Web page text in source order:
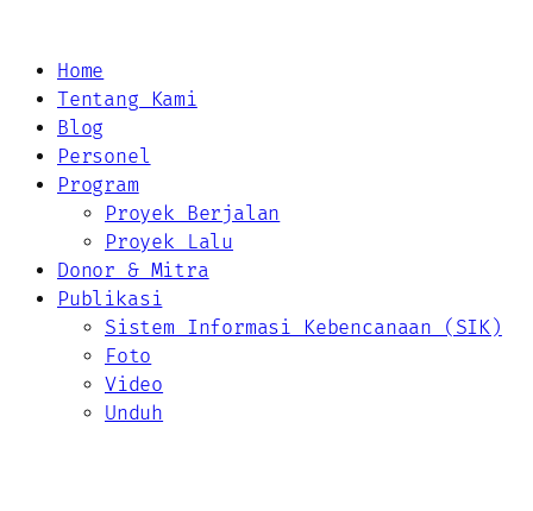
Home
Tentang Kami
Blog
Personel
Program
Proyek Berjalan
Proyek Lalu
Donor & Mitra
Publikasi
Sistem Informasi Kebencanaan (SIK)
Foto
Video
Unduh